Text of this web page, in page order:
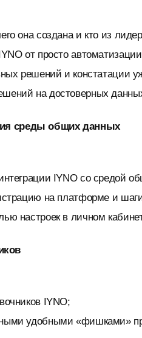
она создана и кто из
от просто
решений и констатации
на достоверных
среды общих данных
IYNO со средой
на платформе и
настроек в личном
IYNO;
удобными «фишками»